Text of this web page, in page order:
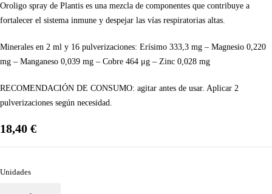
Oroligo spray de Plantis es una mezcla de componentes que contribuye a
fortalecer el sistema inmune y despejar las vías respiratorias altas.
Minerales en 2 ml y 16 pulverizaciones: Erísimo 333,3 mg – Magnesio 0,220
mg – Manganeso 0,039 mg – Cobre 464 μg – Zinc 0,028 mg
RECOMENDACIÓN DE CONSUMO: agitar antes de usar. Aplicar 2
pulverizaciones según necesidad.
18,40 €
Unidades